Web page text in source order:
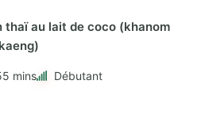
thaï au lait de coco (khanom
mins Débutant